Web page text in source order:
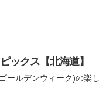
ックス【北海道】
ールデンウィーク)の楽し